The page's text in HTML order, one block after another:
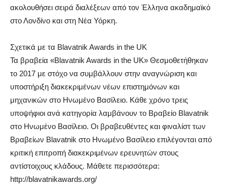
ακολουθήσει σειρά διαλέξεων από τον Έλληνα ακαδημαϊκό
στο Λονδίνο και στη Νέα Υόρκη.
Σχετικά με τα Blavatnik Awards in the UK
Τα βραβεία «Blavatnik Awards in the UK» Θεσμοθετήθηκαν
το 2017 με στόχο να συμβάλλουν στην αναγνώριση και
υποστήριξη διακεκριμένων νέων επιστημόνων και
μηχανικών στο Ηνωμένο Βασίλειο. Κάθε χρόνο τρεις
υποψήφιοι ανά κατηγορία λαμβάνουν το Βραβείο Blavatnik
στο Ηνωμένο Βασίλειο. Οι βραβευθέντες και φιναλίστ των
Βραβείων Blavatnik στο Ηνωμένο Βασίλειο επιλέγονται από
κριτική επιτροπή διακεκριμένων ερευνητών στους
αντίστοιχους κλάδους. Μάθετε περισσότερα:
http://blavatnikawards.org/